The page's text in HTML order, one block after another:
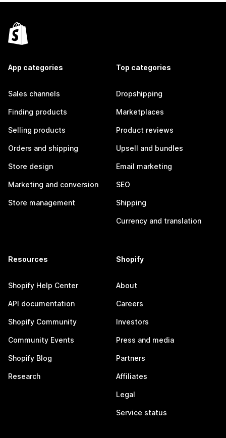
App categories
Sales channels
Finding products
Selling products
Orders and shipping
Store design
Marketing and conversion
Store management
Top categories
Dropshipping
Marketplaces
Product reviews
Upsell and bundles
Email marketing
SEO
Shipping
Currency and translation
Resources
Shopify Help Center
API documentation
Shopify Community
Community Events
Shopify Blog
Research
Shopify
About
Careers
Investors
Press and media
Partners
Affiliates
Legal
Service status